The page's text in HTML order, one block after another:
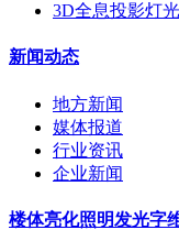
3D全息投影灯光
新闻动态
地方新闻
媒体报道
行业资讯
企业新闻
楼体亮化照明发光字